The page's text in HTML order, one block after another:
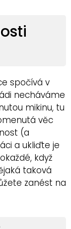
spočívá v
necháváme
mikinu, tu
věc
(a
a ukliďte je
když
taková
zanést na